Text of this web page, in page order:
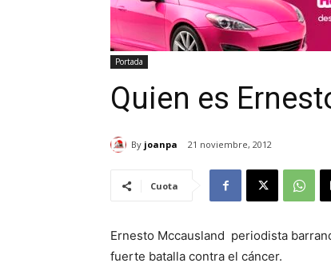
Portada
Quien es
By joanpa 21 noviembre, 2012
Cuota
Ernesto Mccausland periodista
fuerte batalla contra el cáncer.